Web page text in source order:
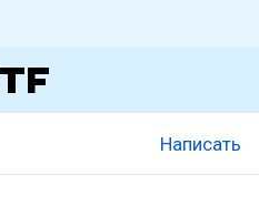
Написать